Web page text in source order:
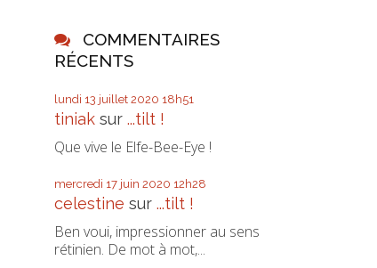
COMMENTAIRES
RÉCENTS
lundi 13 juillet 2020 18h51
tiniaksur ...tilt !
Que vive le Elfe-Bee-Eye !
mercredi 17 juin 2020 12h28
celestine sur ...tilt !
Ben voui, impressionner au sens
rétinien. De mot à mot,...